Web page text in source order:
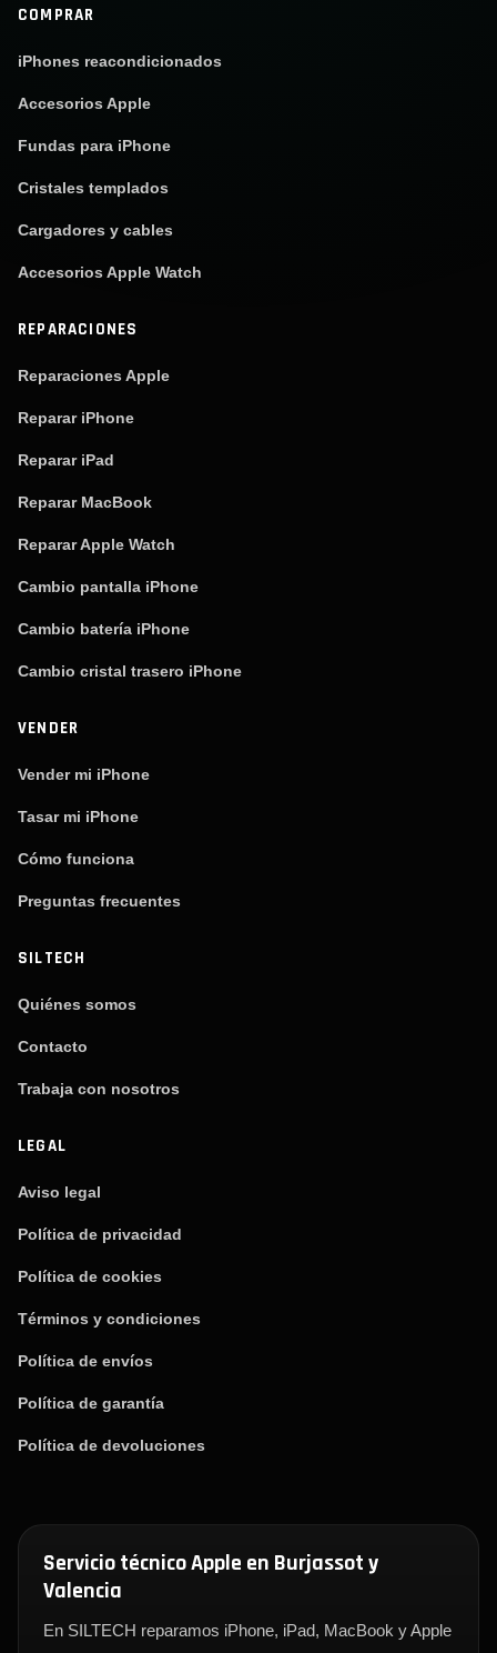
COMPRAR
iPhones reacondicionados
Accesorios Apple
Fundas para iPhone
Cristales templados
Cargadores y cables
Accesorios Apple Watch
REPARACIONES
Reparaciones Apple
Reparar iPhone
Reparar iPad
Reparar MacBook
Reparar Apple Watch
Cambio pantalla iPhone
Cambio batería iPhone
Cambio cristal trasero iPhone
VENDER
Vender mi iPhone
Tasar mi iPhone
Cómo funciona
Preguntas frecuentes
SILTECH
Quiénes somos
Contacto
Trabaja con nosotros
LEGAL
Aviso legal
Política de privacidad
Política de cookies
Términos y condiciones
Política de envíos
Política de garantía
Política de devoluciones
Servicio técnico Apple en Burjassot y
Valencia
En SILTECH reparamos iPhone, iPad, MacBook y Apple